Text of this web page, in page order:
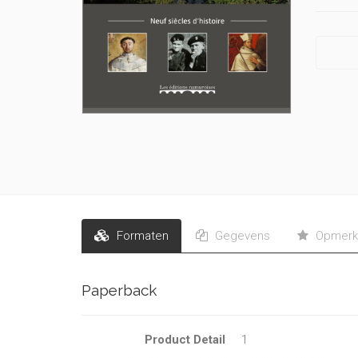
Formaten Gegevens
Paperback
Product Detail
1